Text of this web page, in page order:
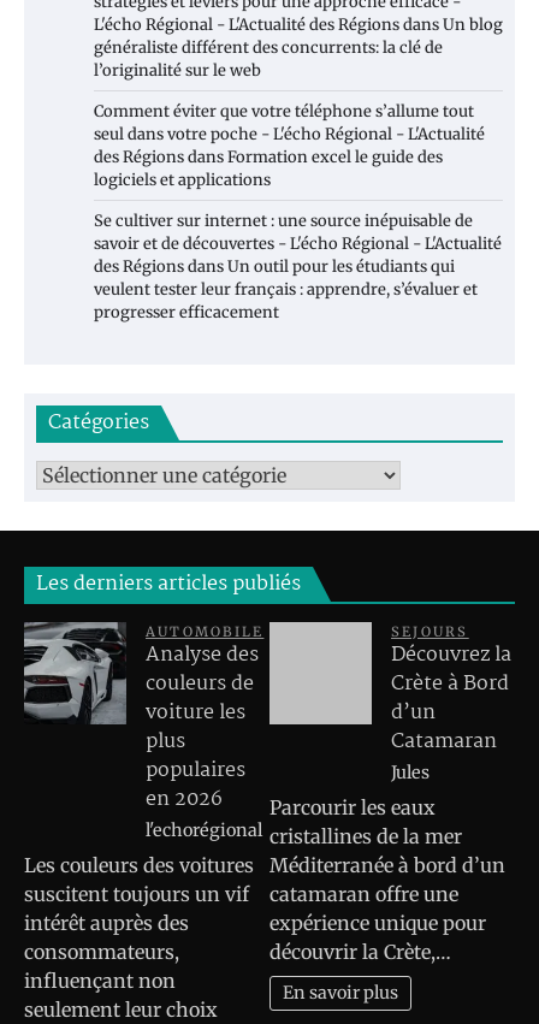
L'écho Régional - L'Actualité des RégionsdansUn blog
généraliste différent des concurrents: la clé de
l’originalité sur le web
Comment éviter que votre téléphone s’allume tout
seul dans votre poche - L'écho Régional - L'Actualité
des RégionsdansFormation excel le guide des
logiciels et applications
Se cultiver sur internet : une source inépuisable de
savoir et de découvertes - L'écho Régional - L'Actualité
des RégionsdansUn outil pour les étudiants qui
veulent tester leur français : apprendre, s’évaluer et
progresser efficacement
Catégories
Catégories
Les derniers articles publiés
AUTOMOBILE
Analyse des
couleurs de
voiture les
plus
populaires
en 2026
l'echorégional
Les couleurs des voitures
suscitent toujours un vif
intérêt auprès des
consommateurs,
influençant non
seulement leur choix
SEJOURS
Découvrez la
Crète à Bord
d’un
Catamaran
Jules
Parcourir les eaux
cristallines de la mer
Méditerranée à bord d’un
catamaran offre une
expérience unique pour
découvrir la Crète,…
En savoir plus